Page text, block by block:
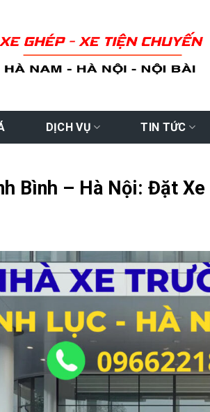
DỊCH VỤ TIN TỨC
Bình – Hà Nội: Đặt